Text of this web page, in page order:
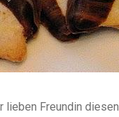
lieben Freundin diesen